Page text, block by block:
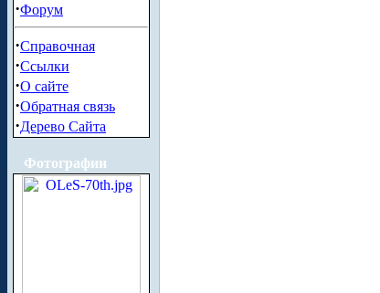
·Форум
·Справочная
·Ссылки
·О сайте
·Обратная связь
·Дерево Сайта
Фотографии